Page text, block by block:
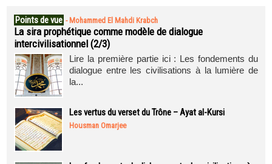
Points de vue - Mohammed El Mahdi Krabch
La sira prophétique comme modèle de dialogue
intercivilisationnel (2/3)
Lire la première partie ici : Les fondements du
dialogue entre les civilisations à la lumière de
la...
Les vertus du verset du Trône – Ayat al-Kursi
Housman Omarjee